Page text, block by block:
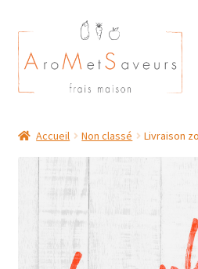
Aller
à
la
navigation
Aller
au
contenu
Plat du Jour/ Menu Week end
NOS BOUTIQUES
Accueil Non classé Livraison